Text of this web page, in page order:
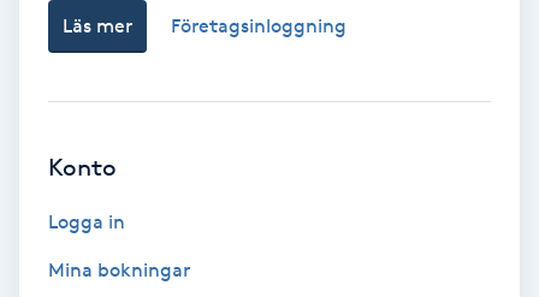
Nagelförlängning akryl
Nagelförlängning silke
Nagelförstärkning
Läs mer Företagsinloggning
Konto
Logga in
Mina bokningar